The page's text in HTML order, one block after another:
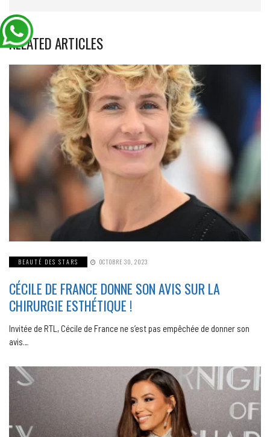
RELATED ARTICLES
BEAUTÉ DES STARS OCTOBRE 30, 2023
CÉCILE DE FRANCE DONNE SON AVIS SUR LA
CHIRURGIE ESTHÉTIQUE !
Invitée de RTL, Cécile de France ne s’est pas empêchée de donner son
avis…